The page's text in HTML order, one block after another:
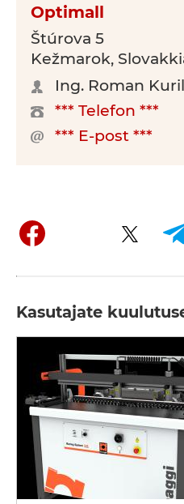
Optimall
Štúrova 5
Kežmarok,
Ing. Roman
*** Telefon ***
*** E-post ***
Kasutajate